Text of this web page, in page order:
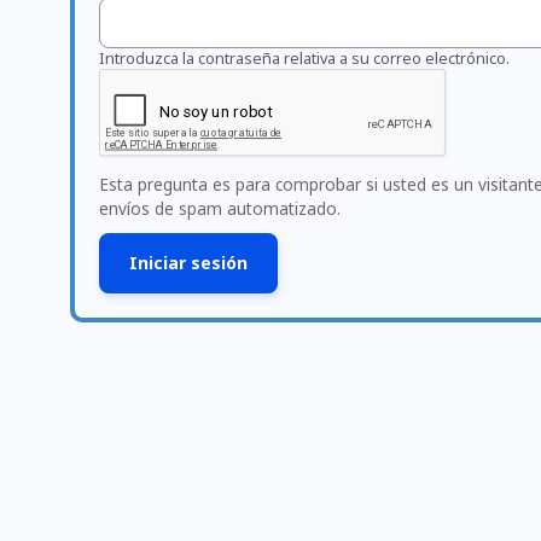
Introduzca la contraseña relativa a su correo electrónico.
Esta pregunta es para comprobar si usted es un
envíos de spam automatizado.